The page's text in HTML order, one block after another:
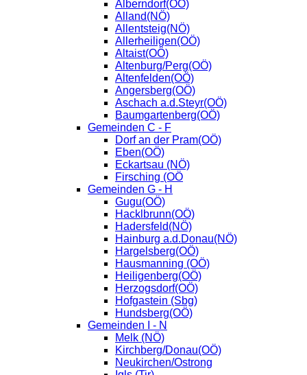
Alberndorf(OÖ)
Alland(NÖ)
Allentsteig(NÖ)
Allerheiligen(OÖ)
Altaist(OÖ)
Altenburg/Perg(OÖ)
Altenfelden(OÖ)
Angersberg(OÖ)
Aschach a.d.Steyr(OÖ)
Baumgartenberg(OÖ)
Gemeinden C - F
Dorf an der Pram(OÖ)
Eben(OÖ)
Eckartsau (NÖ)
Firsching (OÖ
Gemeinden G - H
Gugu(OÖ)
Hacklbrunn(OÖ)
Hadersfeld(NÖ)
Hainburg a.d.Donau(NÖ)
Hargelsberg(OÖ)
Hausmanning (OÖ)
Heiligenberg(OÖ)
Herzogsdorf(OÖ)
Hofgastein (Sbg)
Hundsberg(OÖ)
Gemeinden I - N
Melk (NÖ)
Kirchberg/Donau(OÖ)
Neukirchen/Ostrong